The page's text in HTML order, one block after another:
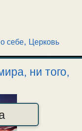
себе, Церковь
ни того,